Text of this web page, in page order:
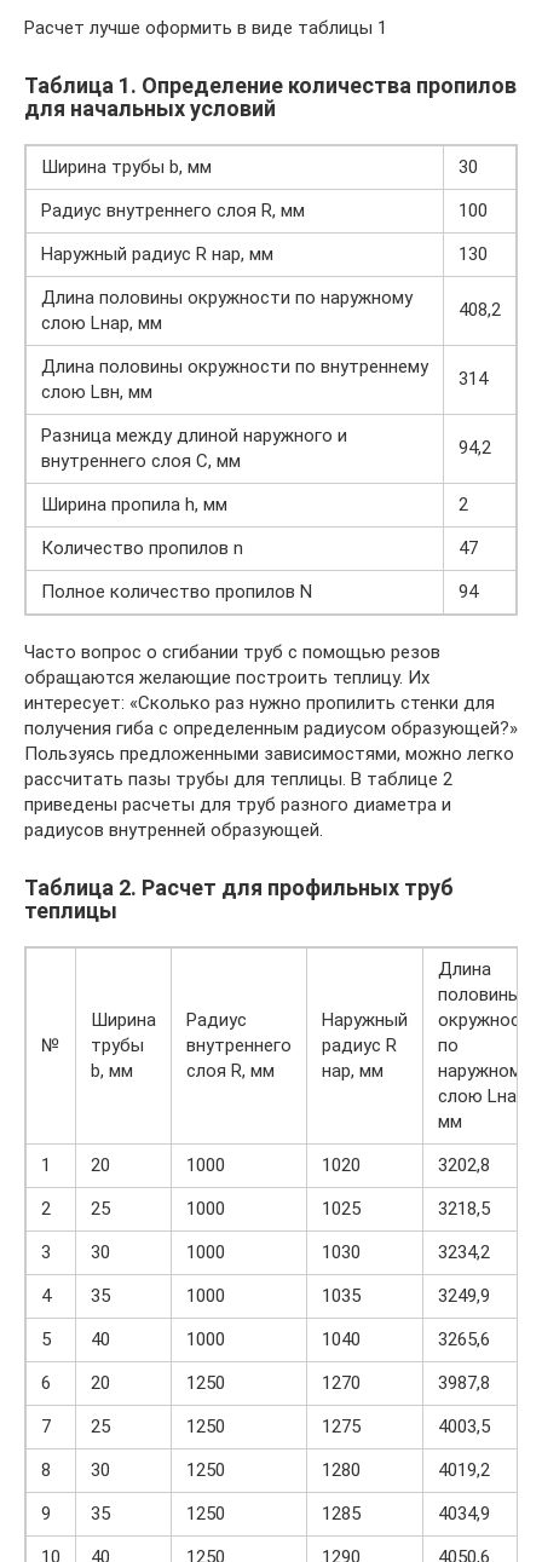
Расчет лучше оформить в виде таблицы 1
Таблица 1. Определение количества пропилов
для начальных условий
Ширина трубы b, мм
30
Радиус внутреннего слоя R, мм
100
Наружный радиус R нар, мм
130
Длина половины окружности по наружному
слою Lнар, мм
408,2
Длина половины окружности по внутреннему
слою Lвн, мм
314
Разница между длиной наружного и
внутреннего слоя С, мм
94,2
Ширина пропила h, мм
2
Количество пропилов n
47
Полное количество пропилов N
94
Часто вопрос о сгибании труб с помощью резов
обращаются желающие построить теплицу. Их
интересует: «Сколько раз нужно пропилить стенки для
получения гиба с определенным радиусом образующей?»
Пользуясь предложенными зависимостями, можно легко
рассчитать пазы трубы для теплицы. В таблице 2
приведены расчеты для труб разного диаметра и
радиусов внутренней образующей.
Таблица 2. Расчет для профильных труб
теплицы
№
Ширина
трубы
b, мм
Радиус
внутреннего
слоя R, мм
Наружный
радиус R
нар, мм
Длина
половины
окружности
по
наружному
слою Lнар,
мм
1
20 1000 1020
3202,8
2
25 1000 1025
3218,5
3
30 1000 1030
3234,2
4
35 1000 1035
3249,9
5
40 1000 1040
3265,6
6
20 1250 1270
3987,8
7
25 1250 1275
4003,5
8
30 1250 1280
4019,2
9
35 1250 1285
4034,9
10
40 1250 1290
4050,6